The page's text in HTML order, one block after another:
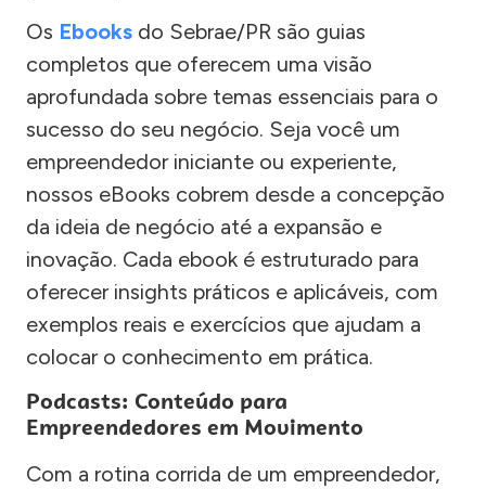
Os Ebooks do Sebrae/PR são guias
completos que oferecem uma visão
aprofundada sobre temas essenciais para o
sucesso do seu negócio. Seja você um
empreendedor iniciante ou experiente,
nossos eBooks cobrem desde a concepção
da ideia de negócio até a expansão e
inovação. Cada ebook é estruturado para
oferecer insights práticos e aplicáveis, com
exemplos reais e exercícios que ajudam a
colocar o conhecimento em prática.
Podcasts: Conteúdo para
Empreendedores em Movimento
Com a rotina corrida de um empreendedor,